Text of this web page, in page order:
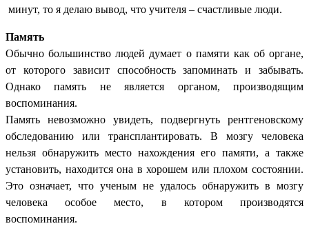
минут, то я делаю вывод, что учителя – счастливые люди.
Память
Обычно большинство людей думает о памяти как об органе,
от которого зависит способность запоминать и забывать.
Однако память не является органом, производящим
воспоминания.
Память невозможно увидеть, подвергнуть рентгеновскому
обследованию или трансплантировать. В мозгу человека
нельзя обнаружить место нахождения его памяти, а также
установить, находится она в хорошем или плохом состоянии.
Это означает, что ученым не удалось обнаружить в мозгу
человека особое место, в котором производятся
воспоминания.